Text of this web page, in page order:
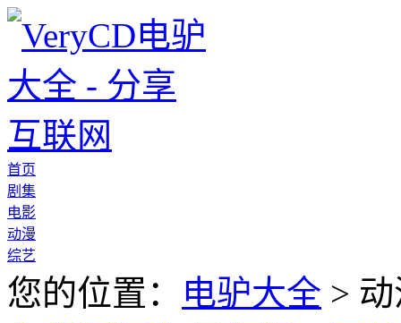
首页
剧集
电影
动漫
综艺
您的位置： 电驴大全 >